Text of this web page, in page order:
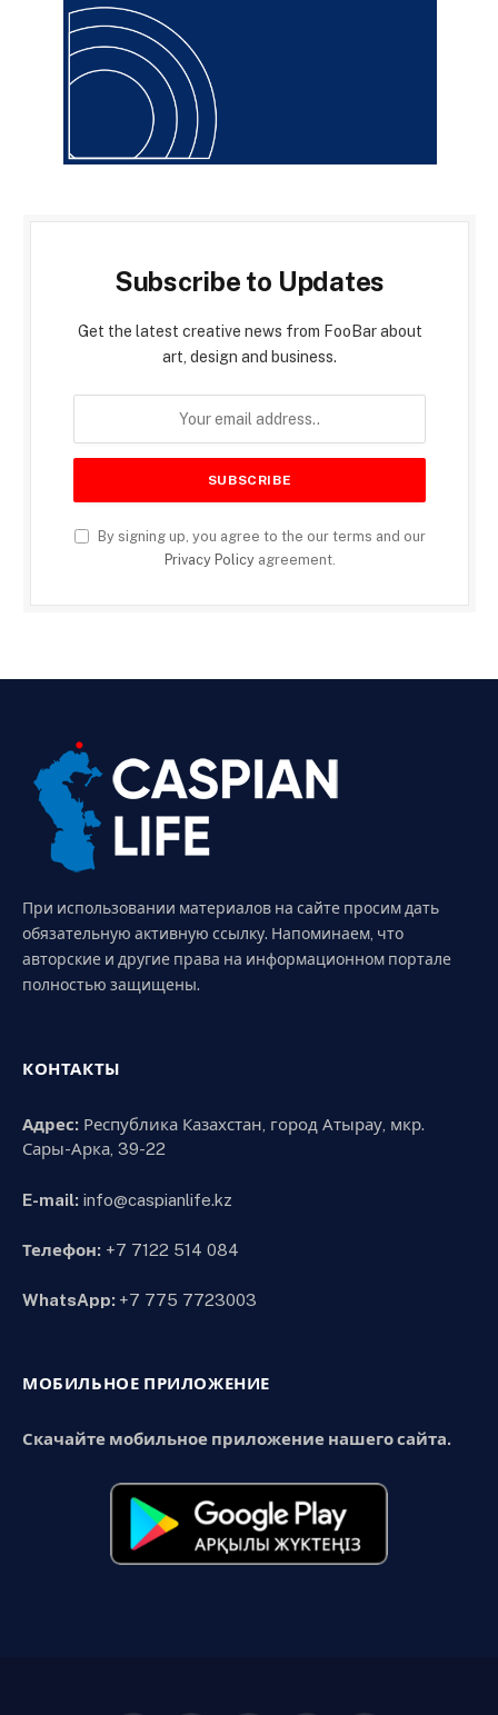
Subscribe to Updates
Get the latest creative news from FooBar about
art, design and business.
By signing up, you agree to the our terms and our
Privacy Policyagreement.
При использовании материалов на сайте просим дать
обязательную активную ссылку. Напоминаем, что
авторские и другие права на информационном портале
полностью защищены.
КОНТАКТЫ
Адрес: Республика Казахстан, город Атырау, мкр.
Сары-Арка, 39-22
E-mail: info@caspianlife.kz
Телефон: +7 7122 514 084
WhatsApp: +7 775 7723003
МОБИЛЬНОЕ ПРИЛОЖЕНИЕ
Скачайте мобильное приложение нашего сайта.